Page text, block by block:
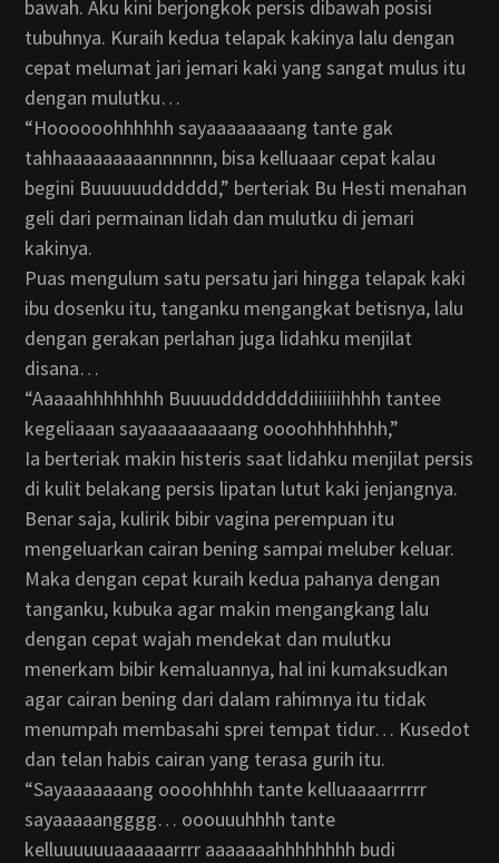
bawah. Aku kini berjongkok persis dibawah posisi
tubuhnya. Kuraih kedua telapak kakinya lalu dengan
cepat melumat jari jemari kaki yang sangat mulus itu
dengan mulutku…
“Hoooooohhhhhh sayaaaaaaaang tante gak
tahhaaaaaaaaannnnnn, bisa kelluaaar cepat kalau
begini Buuuuuudddddd,” berteriak Bu Hesti menahan
geli dari permainan lidah dan mulutku di jemari
kakinya.
Puas mengulum satu persatu jari hingga telapak kaki
ibu dosenku itu, tanganku mengangkat betisnya, lalu
dengan gerakan perlahan juga lidahku menjilat
disana…
“Aaaaahhhhhhhh Buuuuddddddddiiiiiiihhhh tantee
kegeliaaan sayaaaaaaaaang oooohhhhhhhh,”
Ia berteriak makin histeris saat lidahku menjilat persis
di kulit belakang persis lipatan lutut kaki jenjangnya.
Benar saja, kulirik bibir vagina perempuan itu
mengeluarkan cairan bening sampai meluber keluar.
Maka dengan cepat kuraih kedua pahanya dengan
tanganku, kubuka agar makin mengangkang lalu
dengan cepat wajah mendekat dan mulutku
menerkam bibir kemaluannya, hal ini kumaksudkan
agar cairan bening dari dalam rahimnya itu tidak
menumpah membasahi sprei tempat tidur… Kusedot
dan telan habis cairan yang terasa gurih itu.
“Sayaaaaaaang oooohhhhh tante kelluaaaarrrrrr
sayaaaaangggg… ooouuuhhhh tante
kelluuuuuuaaaaaarrrr aaaaaaahhhhhhhh budi